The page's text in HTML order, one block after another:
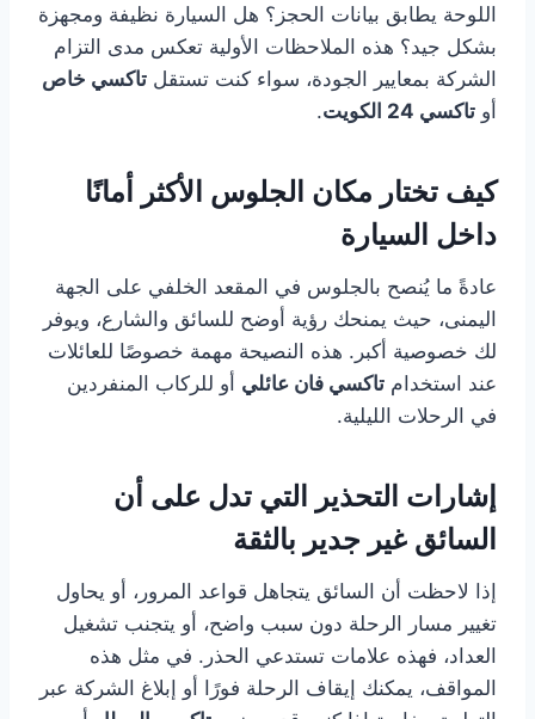
اللوحة يطابق بيانات الحجز؟ هل السيارة نظيفة ومجهزة
بشكل جيد؟ هذه الملاحظات الأولية تعكس مدى التزام
الشركة بمعايير الجودة، سواء كنت تستقل تاكسي خاص
أو تاكسي 24 الكويت .
كيف تختار مكان الجلوس الأكثر أمانًا
داخل السيارة
عادةً ما يُنصح بالجلوس في المقعد الخلفي على الجهة
اليمنى، حيث يمنحك رؤية أوضح للسائق والشارع، ويوفر
لك خصوصية أكبر. هذه النصيحة مهمة خصوصًا للعائلات
عند استخدام تاكسي فان عائلي أو للركاب المنفردين
في الرحلات الليلية.
إشارات التحذير التي تدل على أن
السائق غير جدير بالثقة
إذا لاحظت أن السائق يتجاهل قواعد المرور، أو يحاول
تغيير مسار الرحلة دون سبب واضح، أو يتجنب تشغيل
العداد، فهذه علامات تستدعي الحذر. في مثل هذه
المواقف، يمكنك إيقاف الرحلة فورًا أو إبلاغ الشركة عبر